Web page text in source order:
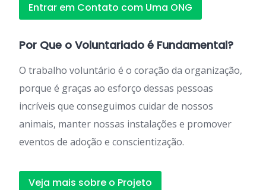
Entrar em Contato com Uma ONG
Por Que o Voluntariado é Fundamental?
O trabalho voluntário é o coração da organização,
porque é graças ao esforço dessas pessoas
incríveis que conseguimos cuidar de nossos
animais, manter nossas instalações e promover
eventos de adoção e conscientização.
Veja mais sobre o Projeto